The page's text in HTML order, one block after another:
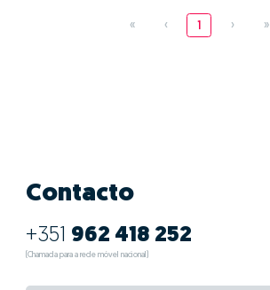
« ‹ 1 › »
Contacto
+351 962 418 252
(Chamada para a rede móvel nacional)